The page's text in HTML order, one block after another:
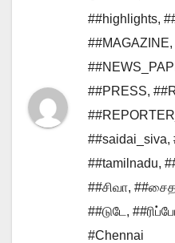
##highlights,
##MAGAZINE,
##PRESS,
##saidai_siva,
##tamilnadu,
##சிவா,
##டுடே ,
#Chennai